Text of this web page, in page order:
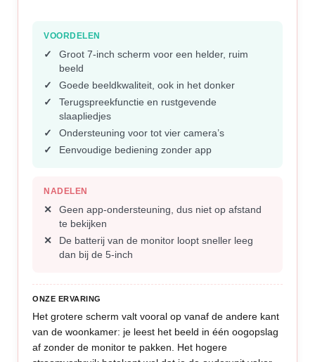
VOORDELEN
Groot 7-inch scherm voor een helder, ruim
beeld
Goede beeldkwaliteit, ook in het donker
Terugspreekfunctie en rustgevende
slaapliedjes
Ondersteuning voor tot vier camera’s
Eenvoudige bediening zonder app
NADELEN
Geen app-ondersteuning, dus niet op afstand
te bekijken
De batterij van de monitor loopt sneller leeg
dan bij de 5-inch
ONZE ERVARING
Het grotere scherm valt vooral op vanaf de andere kant
van de woonkamer: je leest het beeld in één oogopslag
af zonder de monitor te pakken. Het hogere